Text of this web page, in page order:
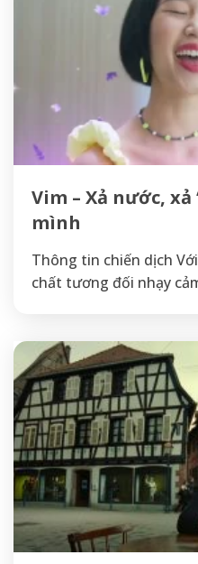
Vim – Xả nước,
mình
Thông tin chiến dịch
chất tương đối nhạy